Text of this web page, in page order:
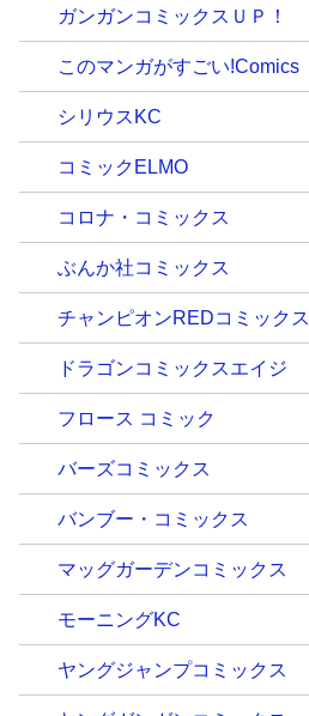
ガンガンコミックスＵＰ！
このマンガがすごい!Comics
シリウスKC
コミックELMO
コロナ・コミックス
ぶんか社コミックス
チャンピオンREDコミックス
ドラゴンコミックスエイジ
フロース コミック
バーズコミックス
バンブー・コミックス
マッグガーデンコミックス
モーニングKC
ヤングジャンプコミックス